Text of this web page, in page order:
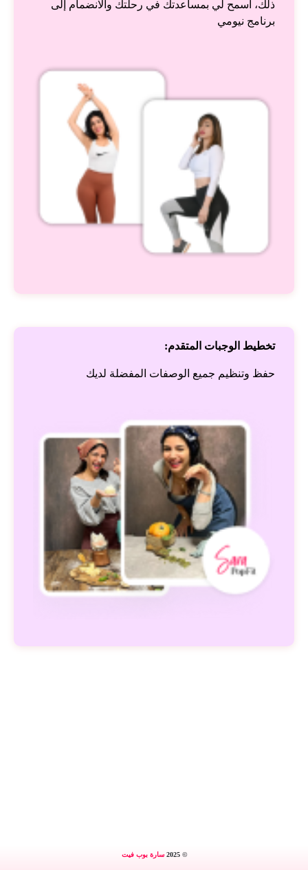
ذلك، اسمح لي بمساعدتك في رحلتك والانضمام إلى
برنامج نيومي
تخطيط الوجبات المتقدم:
حفظ وتنظيم جميع الوصفات المفضلة لديك
© 2025 سارة بوب فيت